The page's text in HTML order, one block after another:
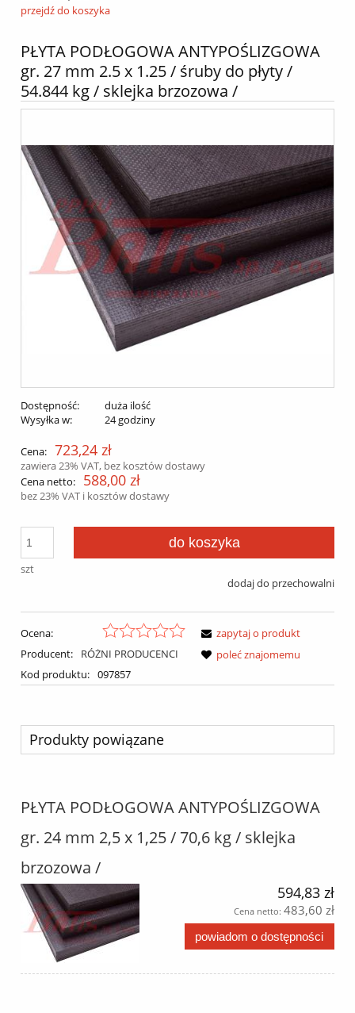
przejdź do koszyka
PŁYTA PODŁOGOWA ANTYPOŚLIZGOWA
gr. 27 mm 2.5 x 1.25 / śruby do płyty /
54.844 kg / sklejka brzozowa /
Dostępność:
duża ilość
Wysyłka w:
24 godziny
Cena: 723,24 zł
zawiera 23% VAT, bez kosztów dostawy
Cena netto:
588,00 zł
bez 23% VAT i kosztów dostawy
szt
do koszyka
dodaj do przechowalni
Ocena:
Producent:
RÓŻNI PRODUCENCI
Kod produktu: 097857
zapytaj o produkt
poleć znajomemu
Produkty powiązane
PŁYTA PODŁOGOWA ANTYPOŚLIZGOWA
gr. 24 mm 2,5 x 1,25 / 70,6 kg / sklejka
brzozowa /
594,83 zł
Cena netto: 483,60 zł
powiadom o dostępności